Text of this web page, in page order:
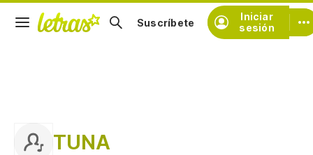
Iniciar
sesión
Suscríbete
TUNA